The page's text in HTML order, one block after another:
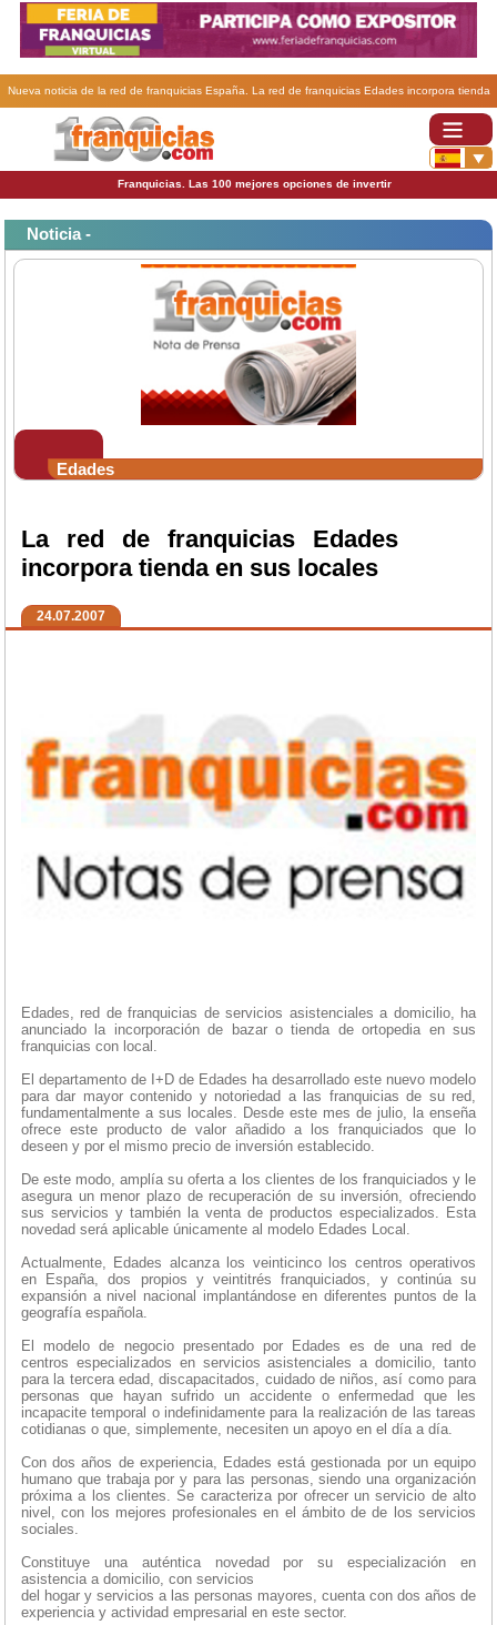
Nueva noticia de la red de franquicias España. La red de franquicias Edades incorpora tienda
Franquicias. Las 100 mejores opciones de invertir
Noticia -
Edades
La red de franquicias Edades
incorpora tienda en sus locales
24.07.2007
Edades, red de franquicias de servicios asistenciales a domicilio, ha
anunciado la incorporación de bazar o tienda de ortopedia en sus
franquicias con local.
El departamento de I+D de Edades ha desarrollado este nuevo modelo
para dar mayor contenido y notoriedad a las franquicias de su red,
fundamentalmente a sus locales. Desde este mes de julio, la enseña
ofrece este producto de valor añadido a los franquiciados que lo
deseen y por el mismo precio de inversión establecido.
De este modo, amplía su oferta a los clientes de los franquiciados y le
asegura un menor plazo de recuperación de su inversión, ofreciendo
sus servicios y también la venta de productos especializados. Esta
novedad será aplicable únicamente al modelo Edades Local.
Actualmente, Edades alcanza los veinticinco los centros operativos
en España, dos propios y veintitrés franquiciados, y continúa su
expansión a nivel nacional implantándose en diferentes puntos de la
geografía española.
El modelo de negocio presentado por Edades es de una red de
centros especializados en servicios asistenciales a domicilio, tanto
para la tercera edad, discapacitados, cuidado de niños, así como para
personas que hayan sufrido un accidente o enfermedad que les
incapacite temporal o indefinidamente para la realización de las tareas
cotidianas o que, simplemente, necesiten un apoyo en el día a día.
Con dos años de experiencia, Edades está gestionada por un equipo
humano que trabaja por y para las personas, siendo una organización
próxima a los clientes. Se caracteriza por ofrecer un servicio de alto
nivel, con los mejores profesionales en el ámbito de de los servicios
sociales.
Constituye una auténtica novedad por su especialización en
asistencia a domicilio, con servicios
del hogar y servicios a las personas mayores, cuenta con dos años de
experiencia y actividad empresarial en este sector.